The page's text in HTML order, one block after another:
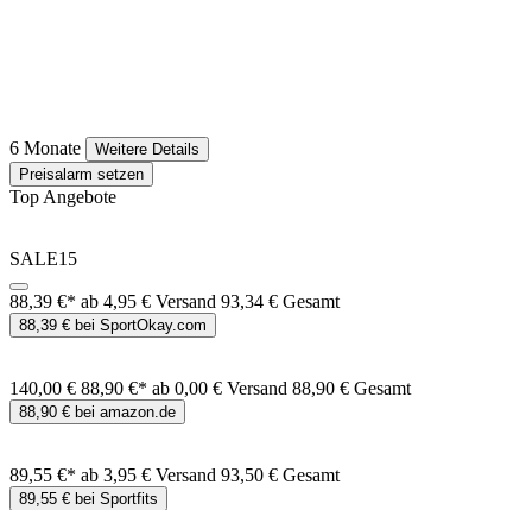
6 Monate
Weitere Details
Preisalarm setzen
Top Angebote
SALE15
88,39 €* ab 4,95 € Versand 93,34 € Gesamt
88,39 € bei SportOkay.com
140,00 € 88,90 €* ab 0,00 € Versand 88,90 € Gesamt
88,90 € bei amazon.de
89,55 €* ab 3,95 € Versand 93,50 € Gesamt
89,55 € bei Sportfits